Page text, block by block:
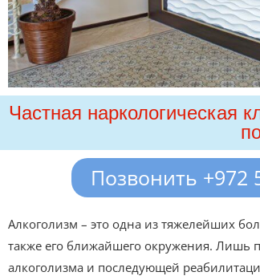
Частная наркологическая
Позвонить +972
Алкоголизм – это одна из тяжелейших
также его ближайшего окружения. Лишь
алкоголизма и последующей